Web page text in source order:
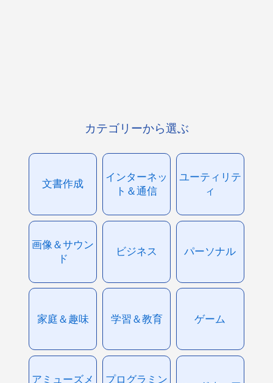
カテゴリーから選ぶ
文書作成
インターネッ
ト＆通信
ユーティリテ
ィ
画像＆サウン
ド
ビジネス パーソナル
家庭＆趣味 学習＆教育 ゲーム
アミューズメ
プログラミン